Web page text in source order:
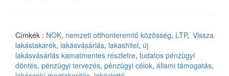
Vissza
Címkék : NOK, nemzeti otthonteremtő közösség, LTP,
lakástakarék, lakásvásárlás, lakashitel, új
lakásvásárlás kamatmentes részletre, tudatos pénzügyi
döntés, pénzügyi tervezés, pénzügyi célok, állami támogatás,